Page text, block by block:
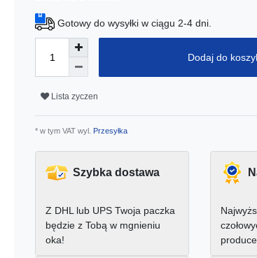
Gotowy do wysyłki w ciągu 2-4 dni.
Dodaj do
Lista zyczen
* w tym VAT wyl. Przesyłka
Szybka dostawa
Z DHL lub UPS Twoja paczka
będzie z Tobą w mgnieniu
oka!